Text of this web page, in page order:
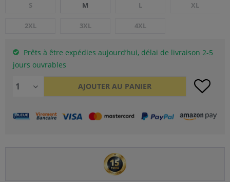
S
M L XL
2XL 3XL 4XL
Prêts à être expédies aujourd’hui, délai de livraison 2-5
jours ouvrables
AJOUTER AU PANIER